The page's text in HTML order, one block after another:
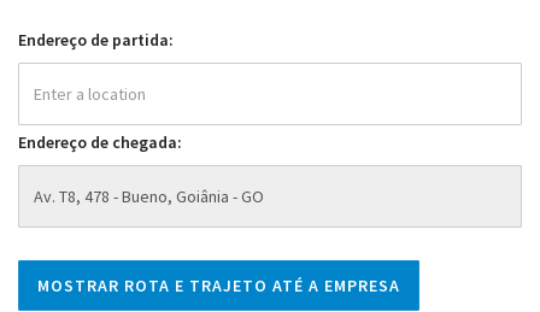
Endereço de partida:
Endereço de chegada: